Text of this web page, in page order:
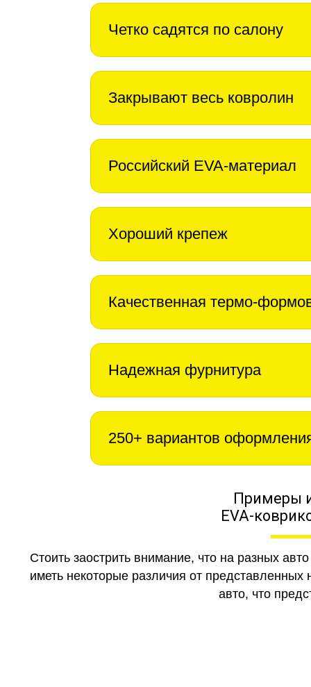
Четко садятся по салону
Закрывают весь ковролин
Российский EVA-материал
Хороший крепеж
Качественная термо-
Надежная фурнитура
250+ вариантов
Примеры
EVA-
Стоить заострить внимание, что на разных
иметь некоторые различия от
авто, что